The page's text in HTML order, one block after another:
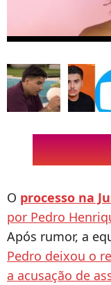
O processo na
por Pedro
Após rumor, a
Pedro deixou o
a acusação de